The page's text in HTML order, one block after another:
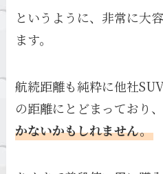
というように、非常に大
ます。
航続距離も純粋に他社
の距離にとどまっており
かないかもしれません。